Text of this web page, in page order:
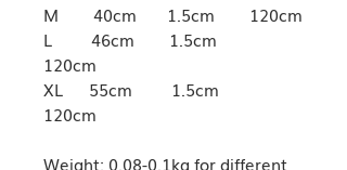
M 40cm 1.5cm 120cm
L 46cm 1.5cm
120cm
XL 55cm 1.5cm
120cm
Weight: 0.08-0.1kg for different